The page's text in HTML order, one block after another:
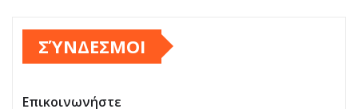
pagination
ΣΎΝΔΕΣΜΟΙ
Επικοινωνήστε